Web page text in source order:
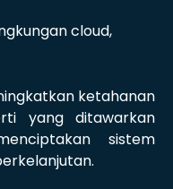
cloud,
ketahanan
yang ditawarkan
sistem